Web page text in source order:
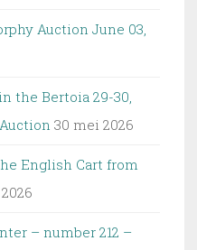
Auction June 03,
the Bertoia 29-30,
30 mei 2026
English Cart from
– number 212 –